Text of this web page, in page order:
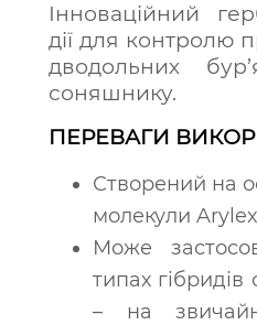
Інноваційний
дії для контролю
дводольних
соняшнику.
ПЕРЕВАГИ
Створений на
молекули
Може
типах
– на